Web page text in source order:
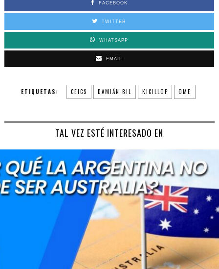
FACEBOOK
TWITTER
WHATSAPP
EMAIL
ETIQUETAS: CEICS DAMIÁN BIL KICILLOF OME
TAL VEZ ESTÉ INTERESADO EN